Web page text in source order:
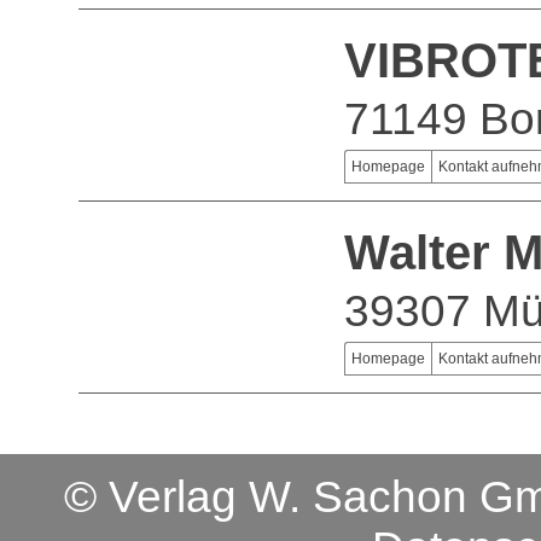
71149
Homepage Kontakt
Walter
39307
Homepage Kontakt
© Verlag W. Sachon